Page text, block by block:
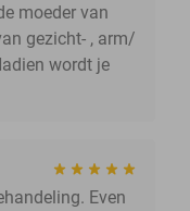
moeder van
gezicht- , arm/
wordt je
Even